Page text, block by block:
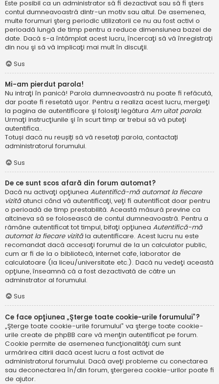
Este posibil ca un administrator să fi dezactivat sau să fi şters
contul dumneavoastră dintr-un motiv sau altul. De asemenea,
multe forumuri şterg periodic utilizatorii ce nu au fost activi o
perioadă lungă de timp pentru a reduce dimensiunea bazei de
date. Dacă s-a întâmplat acest lucru, încercaţi să vă înregistraţi
din nou şi să vă implicaţi mai mult în discuţii.
Sus
Mi-am pierdut parola!
Nu intraţi în panică! Parola dumneavoastră nu poate fi refăcută,
dar poate fi resetată uşor. Pentru a realiza acest lucru, mergeţi
la pagina de autentificare şi folosiţi legătura Am uitat parola.
Urmaţi instrucţiunile şi în scurt timp ar trebui să vă puteţi
autentifica..
Totuși dacă nu reușiți să vă resetați parola, contactați
administratorul forumului.
Sus
De ce sunt scos afară din forum automat?
Dacă nu activaţi opţiunea Autentifică-mă automat la fiecare
vizităatunci când vă autentificaţi, veţi fi autentificat doar pentru
o perioadă de timp prestabilită. Această măsură previne ca
altcineva să se folosească de contul dumneavoastră. Pentru a
rămâne autentificat tot timpul, bifaţi opţiunea Autentifică-mă
automat la fiecare vizităla autentificare. Acest lucru nu este
recomandat dacă accesaţi forumul de la un calculator public,
cum ar fi de la o bibliotecă, internet cafe, laborator de
calculatoare (la liceu/universitate etc.). Dacă nu vedeţi această
opţiune, înseamnă că a fost dezactivată de către un
adminstrator al forumului.
Sus
Ce face opţiunea „Şterge toate cookie-urile forumului”?
„Şterge toate cookie-urile forumului” va şterge toate cookie-
urile create de phpBB care vă menţin autentificat pe forum.
Cookie permite de asemenea funcţionalităţi cum sunt
urmărirea citirii dacă acest lucru a fost activat de
administratorul forumului. Dacă aveţi probleme cu conectarea
sau deconectarea în/din forum, ştergerea cookie-urilor poate fi
de ajutor.